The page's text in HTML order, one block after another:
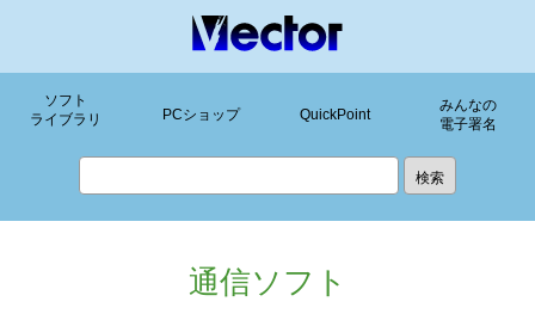
ソフト
ライブラリ
PCショップ QuickPoint
みんなの
電子署名
通信ソフト